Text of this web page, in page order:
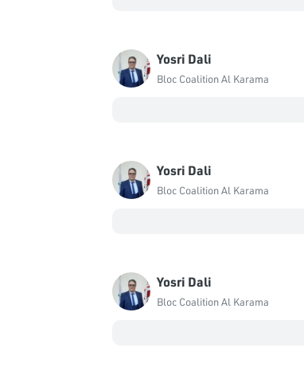
Yosri Dali
Bloc Coalition Al Karama
Yosri Dali
Bloc Coalition Al Karama
Yosri Dali
Bloc Coalition Al Karama